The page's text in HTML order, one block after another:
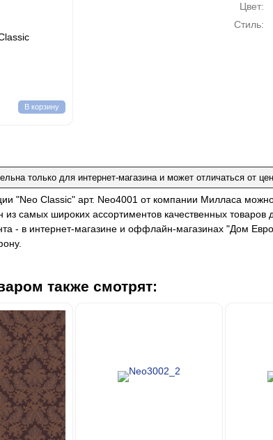
В корзину
Цвет:
Стиль:
только для интернет-магазина и может отличаться от
"Neo Classic" арт. Neo4001 от компании Милласа
из самых широких ассортиментов качественных
- в интернет-магазине и оффлайн-магазинах "Дом
также смотрят: